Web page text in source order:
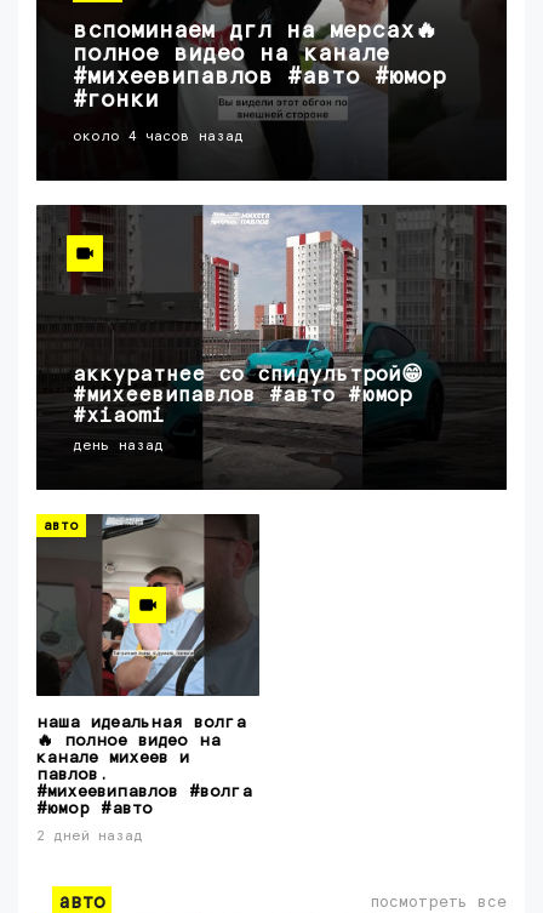
вспоминаем дгл на мерсах🔥
полное видео на канале
#михеевипавлов #авто #юмор
#гонки
около 4 часов назад
аккуратнее со спидультрой😁
#михеевипавлов #авто #юмор
#xiaomi
день назад
авто
наша идеальная волга
🔥 полное видео на
канале михеев и
павлов.
#михеевипавлов #волга
#юмор #авто
2 дней назад
авто посмотреть все